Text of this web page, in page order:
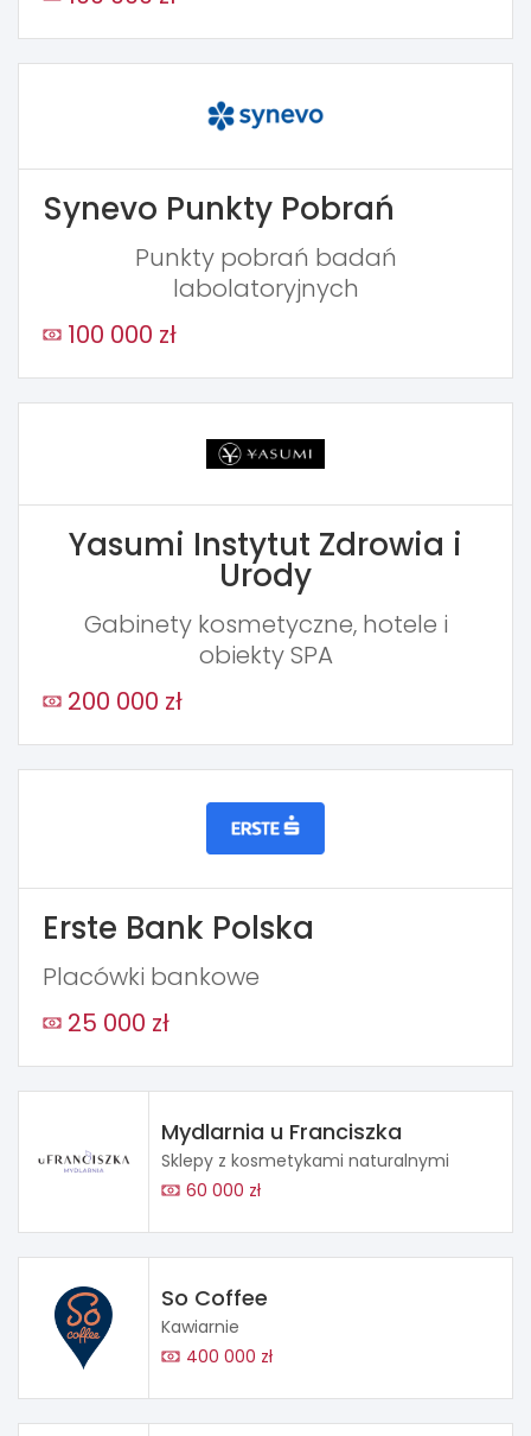
Synevo Punkty Pobrań
Punkty pobrań badań
labolatoryjnych
100 000 zł
Yasumi Instytut Zdrowia i
Urody
Gabinety kosmetyczne, hotele i
obiekty SPA
200 000 zł
Erste Bank Polska
Placówki bankowe
25 000 zł
Mydlarnia u Franciszka
Sklepy z kosmetykami naturalnymi
60 000 zł
So Coffee
Kawiarnie
400 000 zł